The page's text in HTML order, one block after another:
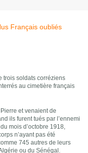
trois soldats corréziens
au cimetière français
et venaient de
ils furent tués par l’ennemi
mois d’octobre 1918,
n’ayant pas été
745 autres de leurs
ou du Sénégal.